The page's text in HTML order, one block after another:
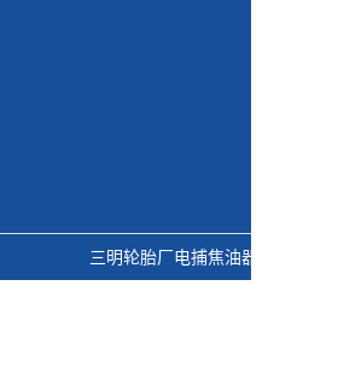
三明轮胎厂电捕焦油器